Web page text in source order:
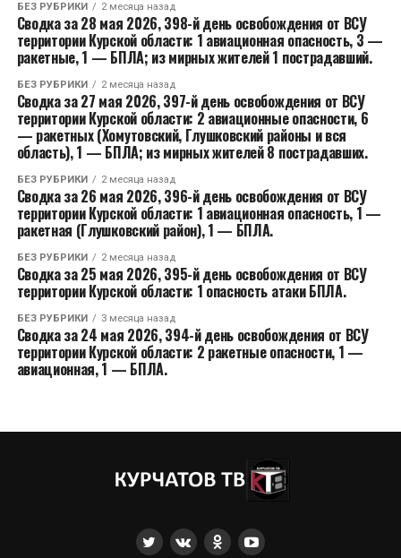
БЕЗ РУБРИКИ 2 месяца назад
Сводка за 28 мая 2026, 398-й день освобождения от ВСУ
территории Курской области: 1 авиационная опасность, 3 —
ракетные, 1 — БПЛА; из мирных жителей 1 пострадавший.
БЕЗ РУБРИКИ 2 месяца назад
Сводка за 27 мая 2026, 397-й день освобождения от ВСУ
территории Курской области: 2 авиационные опасности, 6
— ракетных (Хомутовский, Глушковский районы и вся
область), 1 — БПЛА; из мирных жителей 8 пострадавших.
БЕЗ РУБРИКИ 2 месяца назад
Сводка за 26 мая 2026, 396-й день освобождения от ВСУ
территории Курской области: 1 авиационная опасность, 1 —
ракетная (Глушковский район), 1 — БПЛА.
БЕЗ РУБРИКИ 2 месяца назад
Сводка за 25 мая 2026, 395-й день освобождения от ВСУ
территории Курской области: 1 опасность атаки БПЛА.
БЕЗ РУБРИКИ 3 месяца назад
Сводка за 24 мая 2026, 394-й день освобождения от ВСУ
территории Курской области: 2 ракетные опасности, 1 —
авиационная, 1 — БПЛА.